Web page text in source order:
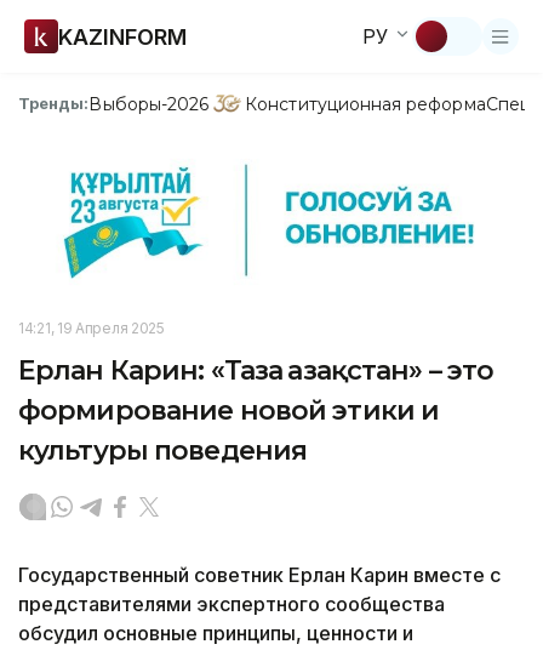
KAZINFORM РУ
Тренды:Выборы-2026 Конституционная реформа
14:21, 19 Апреля 2025
Ерлан Карин: «Таза Қазақстан» – это
формирование новой этики и
культуры поведения
Государственный советник Ерлан Карин вместе с
представителями экспертного сообщества
обсудил основные принципы, ценности и